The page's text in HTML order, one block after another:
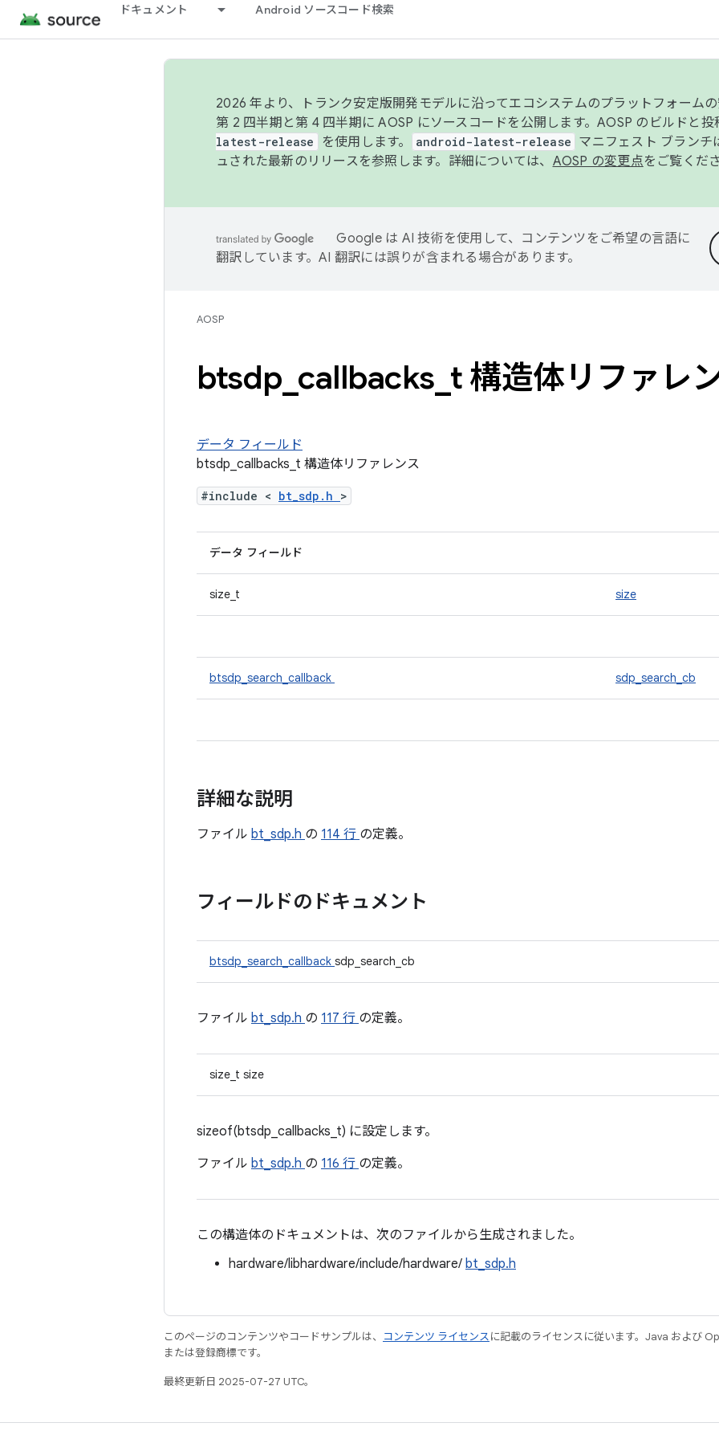
ドキュメント Android ソースコード検索
2026 年より、トランク安定版開発モデルに沿ってエコシステムのプラットフォーム
第 2 四半期と第 4 四半期に AOSP にソースコードを公開します。AOSP のビルドと投
latest-release を使用します。 android-latest-release マニフェスト ブランチ
ュされた最新のリリースを参照します。詳細については、 AOSP の変更点をご覧くだ
Google は AI 技術を使用して、コンテンツをご希望の言語に
翻訳しています。AI 翻訳には誤りが含まれる場合があります。
AOSP
btsdp callbacks t 構造体リファレ
データ フィールド
btsdp_callbacks_t 構造体リファレンス
#include < bt_sdp.h >
データ フィールド
size_t size
btsdp_search_callback sdp_search_cb
詳細な説明
ファイル bt_sdp.h の 114 行 の定義。
フィールドのドキュメント
btsdp_search_callback sdp_search_cb
ファイル bt_sdp.h の 117 行 の定義。
size_t size
sizeof(btsdp_callbacks_t) に設定します。
ファイル bt_sdp.h の 116 行 の定義。
この構造体のドキュメントは、次のファイルから生成されました。
hardware/libhardware/include/hardware/ bt_sdp.h
このページのコンテンツやコードサンプルは、 コンテンツ ライセンスに記載のライセンスに従います。Java および
または登録商標です。
最終更新日 2025-07-27 UTC。